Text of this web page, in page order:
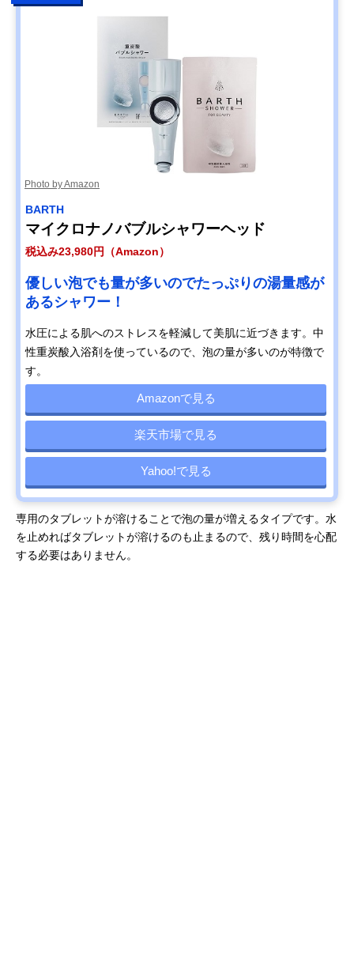
Photo by Amazon
BARTH
マイクロナノバブルシャワーヘッド
税込み23,980円（Amazon）
優しい泡でも量が多いのでたっぷりの湯量感が
あるシャワー！
水圧による肌へのストレスを軽減して美肌に近づきます。中
性重炭酸入浴剤を使っているので、泡の量が多いのが特徴で
す。
Amazonで見る
楽天市場で見る
Yahoo!で見る
専用のタブレットが溶けることで泡の量が増えるタイプです。水
を止めればタブレットが溶けるのも止まるので、残り時間を心配
する必要はありません。